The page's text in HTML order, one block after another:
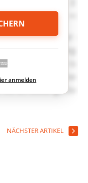
anmelden
NÄCHSTER ARTIKEL